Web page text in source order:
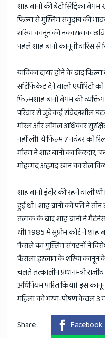
शाह बानो की बेटी सिद्दिका
फिल्म से मुस्लिम समुदाय की
शरिया कानून की नकारात्मक
पहले शाह बानो कानूनी वारिस
याचिका दायर होने के बाद
सर्टिफिकेट देने वाली एथॉरिटी
फिल्मशाह बानो बेगम की
परिवार से जुड़े कई संवेदनशील
मोरल और लीगल अधिकार
नहीं ली। ये फिल्म 7 नवंबर को
गौतम ने शाह बानो का किरदार,
मोहम्मद अहमद खान का रोल
शाह बानो इंदौर की रहने वाली
हुई थी। शाह बानो को पति ने
तलाक के बाद शाह बानो ने
थी। 1985 में सुप्रीम कोर्ट ने
फैसले का मुस्लिम संगठनों ने
फैसला इस्लाम के शरिया कानून
चलते तत्कालीन प्रधानमंत्री
अधिनियम पारित किया। इस
महिला को भरण-पोषण केवल 3
Share
Facebook